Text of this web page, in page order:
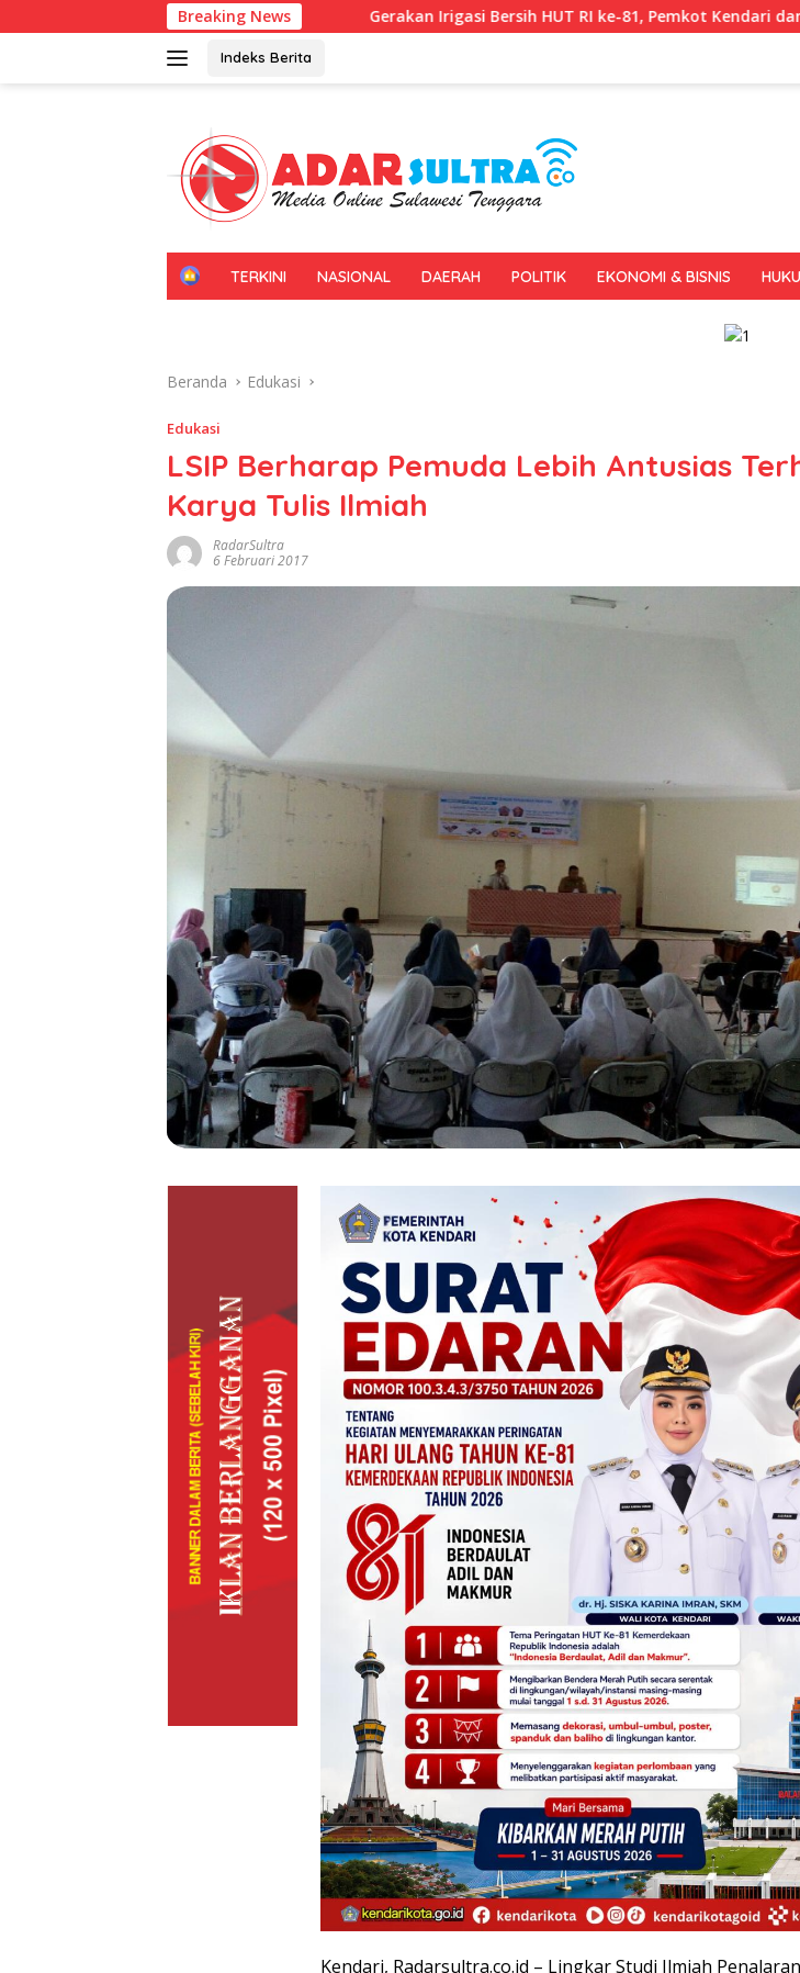
ke
Breaking News
Gerakan Irigasi Bersih HUT RI ke-81, Pemkot Kendari dan BWS Sulawesi IV
Indeks Berita
H
TERKINI NASIONAL DAERAH POLITIK EKONOMI & BISNIS
Beranda Edukasi
Edukasi
LSIP Berharap Pemuda Lebih Antusias
Karya Tulis Ilmiah
RadarSultra
6 Februari 2017
Kendari, Radarsultra.co.id – Lingkar Studi Ilmiah